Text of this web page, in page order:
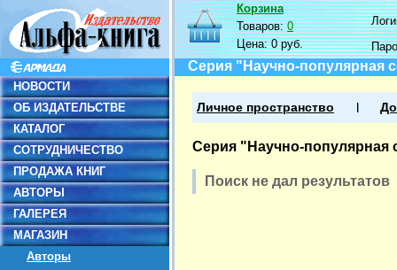
НОВОСТИ
ОБ ИЗДАТЕЛЬСТВЕ
КАТАЛОГ
СОТРУДНИЧЕСТВО
ПРОДАЖА КНИГ
АВТОРЫ
ГАЛЕРЕЯ
МАГАЗИН
Авторы
Корзина
Товаров:0
Цена:0 руб.
Серия "Научно-популярная
Личное пространство
Серия "Научно-популярная
Поиск не дал результатов